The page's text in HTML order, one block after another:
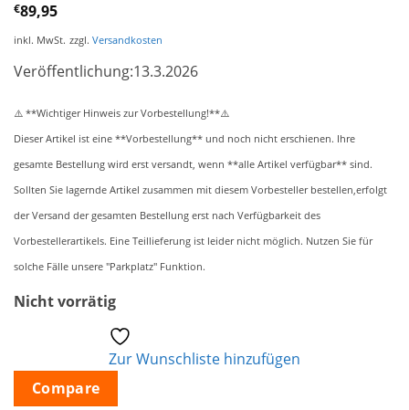
€89,95
inkl. MwSt. zzgl. Versandkosten
Veröffentlichung:13.3.2026
⚠️ **Wichtiger Hinweis zur Vorbestellung!**⚠️
Dieser Artikel ist eine **Vorbestellung** und noch nicht erschienen. Ihre
gesamte Bestellung wird erst versandt, wenn **alle Artikel verfügbar** sind.
Sollten Sie lagernde Artikel zusammen mit diesem Vorbesteller bestellen,erfolgt
der Versand der gesamten Bestellung erst nach Verfügbarkeit des
Vorbestellerartikels. Eine Teillieferung ist leider nicht möglich. Nutzen Sie für
solche Fälle unsere "Parkplatz" Funktion.
Nicht vorrätig
Zur Wunschliste hinzufügen
Compare